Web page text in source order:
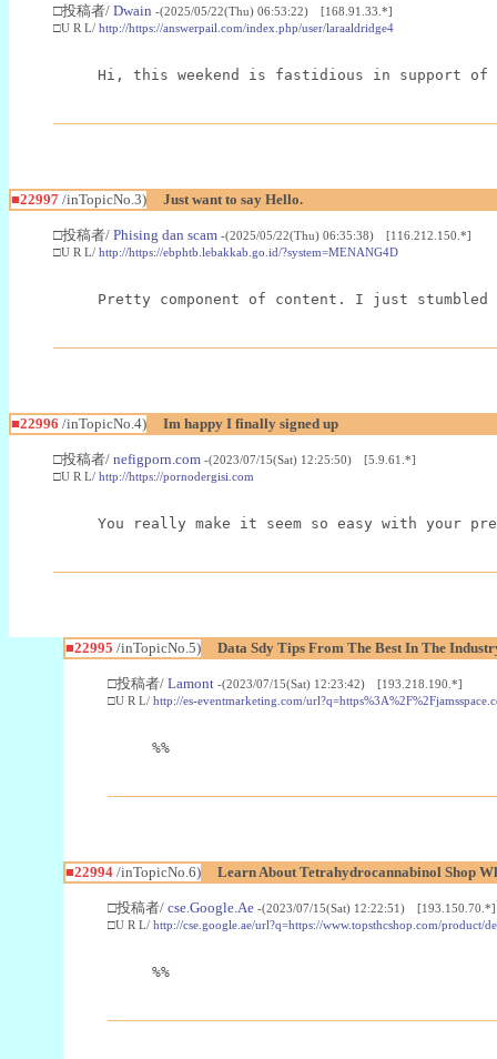
□投稿者/ Dwain -(2025/05/22(Thu) 06:53:22) [168.91.33.*]
□U R L/ http://https://answerpail.com/index.php/user/laraaldridge4
Hi, this weekend is fastidious in support of
■22997 /inTopicNo.3) Just want to say Hello.
□投稿者/ Phising dan scam -(2025/05/22(Thu) 06:35:38) [116.212.150.*]
□U R L/ http://https://ebphtb.lebakkab.go.id/?system=MENANG4D
Pretty component of content. I just
■22996 /inTopicNo.4) Im happy I finally signed up
□投稿者/ nefigporn.com -(2023/07/15(Sat) 12:25:50) [5.9.61.*]
□U R L/ http://https://pornodergisi.com
You really make it seem so easy with your
■22995 /inTopicNo.5) Data Sdy Tips From The Best In The
□投稿者/ Lamont -(2023/07/15(Sat) 12:23:42) [193.218.190.*]
□U R L/ http://es-eventmarketing.com/
%%
■22994/inTopicNo.6) Learn About Tetrahydrocannabinol Shop
□投稿者/ cse.Google.Ae -(2023/07/15(Sat) 12:22:51) [193.150.70.*]
□U R L/ http://cse.google.ae/url?q=https://www.topsthcshop.com/
%%